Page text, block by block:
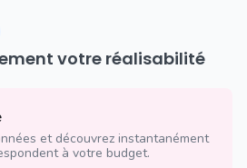
votre réalisabilité
et découvrez instantanément
à votre budget.